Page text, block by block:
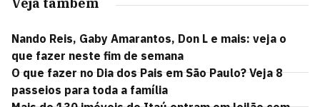
Nando Reis, Gaby Amarantos, Don L e mais: veja o
que fazer neste fim de semana
O que fazer no Dia dos Pais em São Paulo? Veja 8
passeios para toda a família